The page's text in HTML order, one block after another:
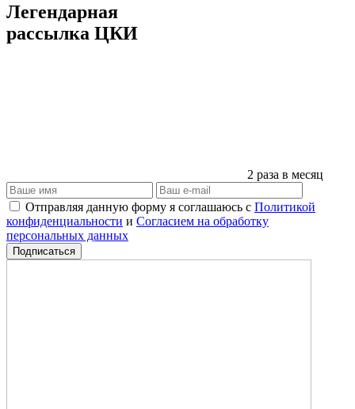
Легендарная
рассылка ЦКИ
2 раза в месяц
Отправляя данную форму я соглашаюсь с Политикой
конфиденциальности и Согласием на обработку
персональных данных
Подписаться